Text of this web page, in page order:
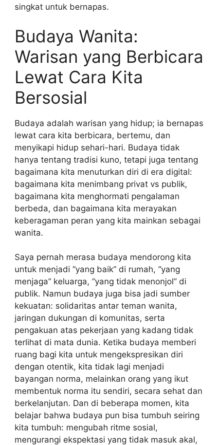
singkat untuk bernapas.
Budaya Wanita:
Warisan yang Berbicara
Lewat Cara Kita
Bersosial
Budaya adalah warisan yang hidup; ia bernapas
lewat cara kita berbicara, bertemu, dan
menyikapi hidup sehari-hari. Budaya tidak
hanya tentang tradisi kuno, tetapi juga tentang
bagaimana kita menuturkan diri di era digital:
bagaimana kita menimbang privat vs publik,
bagaimana kita menghormati pengalaman
berbeda, dan bagaimana kita merayakan
keberagaman peran yang kita mainkan sebagai
wanita.
Saya pernah merasa budaya mendorong kita
untuk menjadi “yang baik” di rumah, “yang
menjaga” keluarga, “yang tidak menonjol” di
publik. Namun budaya juga bisa jadi sumber
kekuatan: solidaritas antar teman wanita,
jaringan dukungan di komunitas, serta
pengakuan atas pekerjaan yang kadang tidak
terlihat di mata dunia. Ketika budaya memberi
ruang bagi kita untuk mengekspresikan diri
dengan otentik, kita tidak lagi menjadi
bayangan norma, melainkan orang yang ikut
membentuk norma itu sendiri, secara sehat dan
berkelanjutan. Dan di beberapa momen, kita
belajar bahwa budaya pun bisa tumbuh seiring
kita tumbuh: mengubah ritme sosial,
mengurangi ekspektasi yang tidak masuk akal,